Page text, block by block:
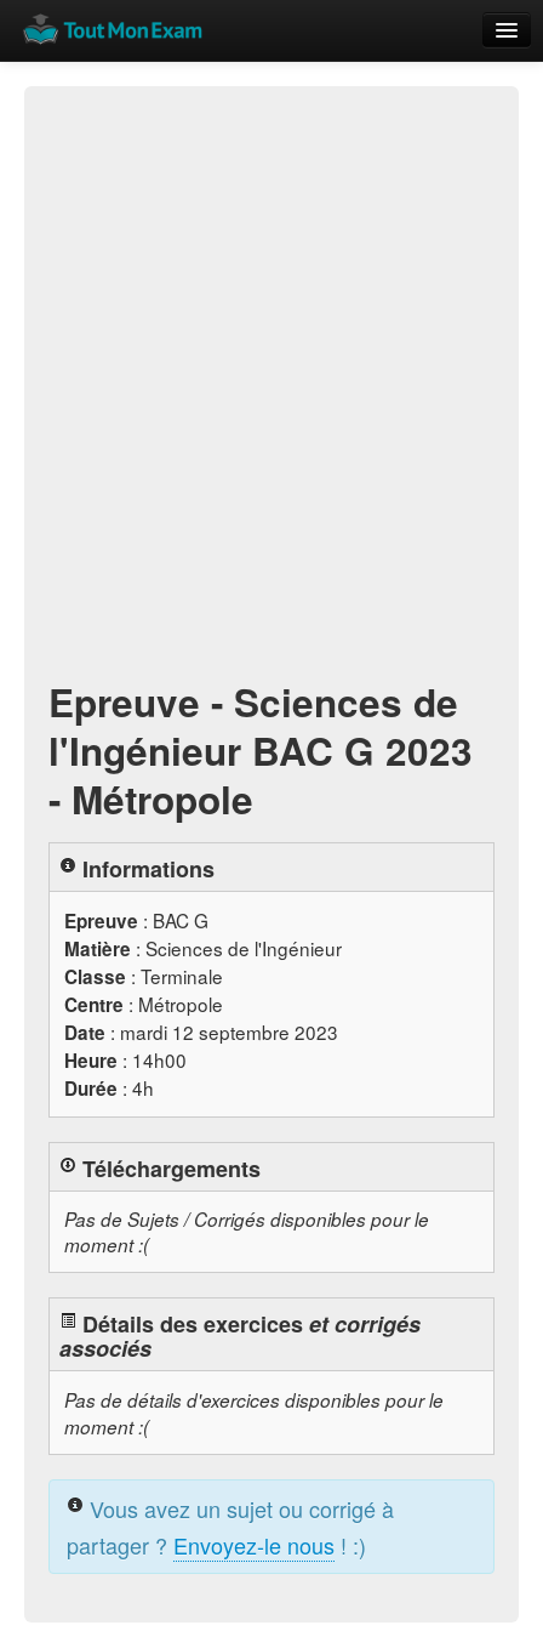
Epreuve - Sciences de
l'Ingénieur BAC G 2023
- Métropole
Informations
Epreuve : BACG
Matière : Sciences de l'Ingénieur
Classe : Terminale
Centre : Métropole
Date : mardi 12 septembre 2023
Heure : 14h00
Durée : 4h
Téléchargements
Pas de Sujets / Corrigés disponibles pour le
moment :(
Détails des exerciceset corrigés
associés
Pas de détails d'exercices disponibles pour le
moment :(
Vous avez un sujet ou corrigé à
partager ? Envoyez-le nous ! :)